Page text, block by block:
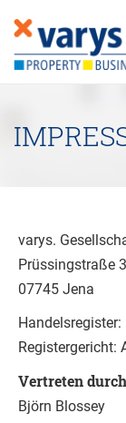
varys.
Prüssingstraße
07745 Jena
Registergericht:
Vertreten
Björn Blossey